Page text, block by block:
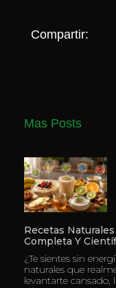
Compartir:
Mas Posts
Recetas
Completa Y
¿Te sientes sin
naturales que
levantarte